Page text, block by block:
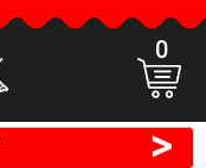
0
>